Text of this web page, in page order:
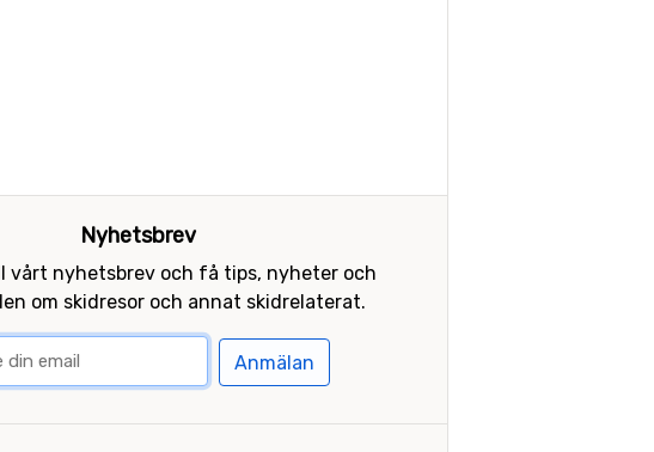
Nyhetsbrev
vårt nyhetsbrev och få tips, nyheter och
om skidresor och annat skidrelaterat.
Anmälan